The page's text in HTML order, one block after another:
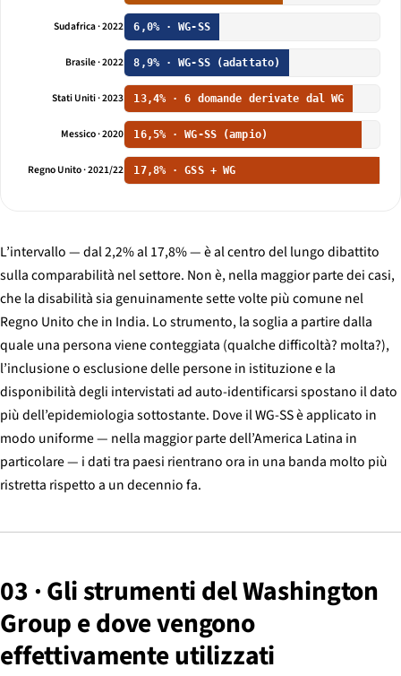
Sudafrica · 2022 6,0% · WG-SS
Brasile · 2022 8,9% · WG-SS (adattato)
Stati Uniti · 2023 13,4% · 6 domande derivate dal WG
Messico · 2020 16,5% · WG-SS (ampio)
Regno Unito · 2021/22 17,8% · GSS + WG
L’intervallo — dal 2,2% al 17,8% — è al centro del lungo dibattito
sulla comparabilità nel settore. Non è, nella maggior parte dei casi,
che la disabilità sia genuinamente sette volte più comune nel
Regno Unito che in India. Lo strumento, la soglia a partire dalla
quale una persona viene conteggiata (qualche difficoltà? molta?),
l’inclusione o esclusione delle persone in istituzione e la
disponibilità degli intervistati ad auto-identificarsi spostano il dato
più dell’epidemiologia sottostante. Dove il WG-SS è applicato in
modo uniforme — nella maggior parte dell’America Latina in
particolare — i dati tra paesi rientrano ora in una banda molto più
ristretta rispetto a un decennio fa.
03 · Gli strumenti del Washington
Group e dove vengono
effettivamente utilizzati